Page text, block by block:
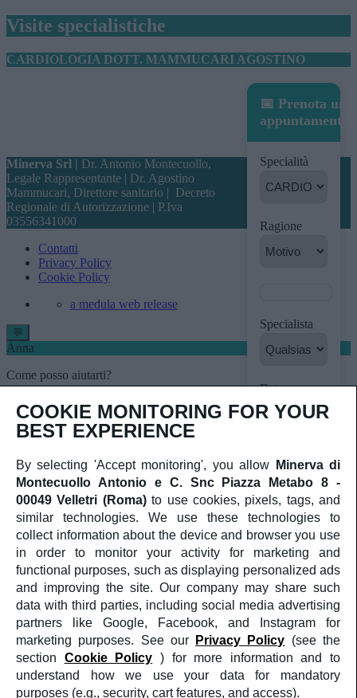
Visite specialistiche
CARDIOLOGIA DOTT. MAMMUCARI AGOSTINO
📅 Prenota un
appuntamento
Specialità
Ragione
Specialista
Data
Prenota
appuntamento
ora
Non ci sono
date
disponibili.
Contatta il
nostro
centralino al
numero+39
06 9635554
Minerva Srl | Dr. Antonio Montecuollo,
Legale Rappresentante | Dr. Agostino
Mammucari, Direttore sanitario | Decreto
Regionale di Autorizzazione | P.Iva
03556341000
Contatti
Privacy Policy
Cookie Policy
a medula web release
COOKIE MONITORING FOR YOUR
BEST EXPERIENCE
By selecting 'Accept monitoring', you allow
Minerva di
Montecuollo Antonio e C. Snc Piazza Metabo 8 -
00049 Velletri (Roma) to use cookies, pixels, tags, and
similar technologies. We use these technologies to
collect information about the device and browser you use
in order to monitor your activity for marketing and
functional purposes, such as displaying personalized ads
and improving the site. Our company may share such
data with third parties, including social media advertising
partners like Google, Facebook, and Instagram for
marketing purposes. See our
Privacy Policy (see the
section
Cookie Policy ) for more information and to
understand how we use your data for mandatory
purposes (e.g., security, cart features, and access).
💬
Anna
Come posso aiutarti?
➤